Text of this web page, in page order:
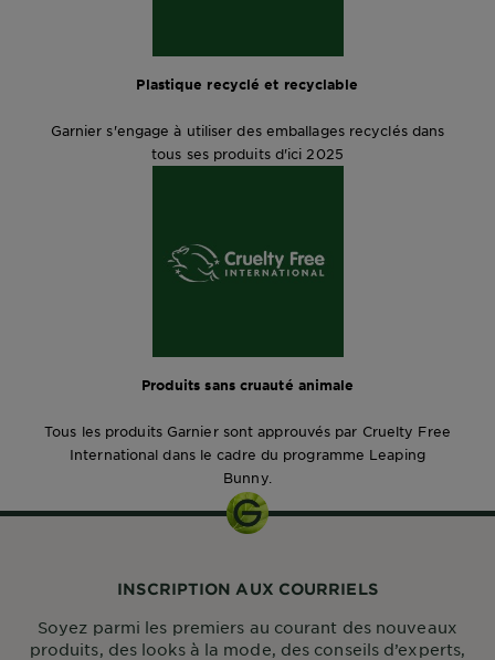
Plastique recyclé et recyclable
Garnier s'engage à utiliser des emballages recyclés dans
tous ses produits d'ici 2025
Produits sans cruauté animale
Tous les produits Garnier sont approuvés par Cruelty Free
International dans le cadre du programme Leaping
Bunny.
INSCRIPTION AUX COURRIELS
Soyez parmi les premiers au courant des nouveaux
produits, des looks à la mode, des conseils d’experts,